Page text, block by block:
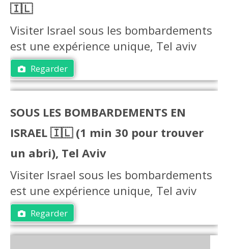
🇮🇱
Visiter Israel sous les bombardements
est une expérience unique, Tel aviv
Regarder
SOUS LES BOMBARDEMENTS EN
ISRAEL 🇮🇱 (1 min 30 pour trouver
un abri), Tel Aviv
Visiter Israel sous les bombardements
est une expérience unique, Tel aviv
Regarder